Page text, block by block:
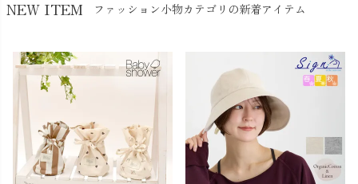
NEW ITEM ファッション小物カテゴリの新着アイテム